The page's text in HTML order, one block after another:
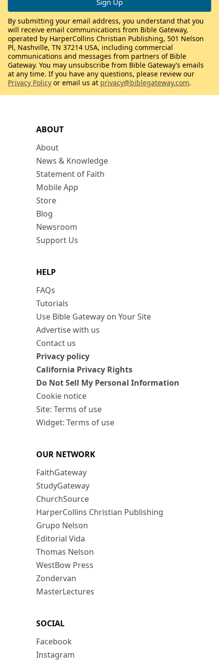
ABOUT
About
News & Knowledge
Statement of Faith
Mobile App
Store
Blog
Newsroom
Support Us
HELP
FAQs
Tutorials
Use Bible Gateway on Your Site
Advertise with us
Contact us
Privacy policy
California Privacy Rights
Do Not Sell My Personal Information
Cookie notice
Site: Terms of use
Widget: Terms of use
OUR NETWORK
FaithGateway
StudyGateway
ChurchSource
HarperCollins Christian Publishing
Grupo Nelson
Editorial Vida
Thomas Nelson
WestBow Press
Zondervan
MasterLectures
SOCIAL
Facebook
Instagram
By submitting your email address, you understand that you
will receive email communications from Bible Gateway,
operated by HarperCollins Christian Publishing, 501 Nelson
Pl, Nashville, TN 37214 USA, including commercial
communications and messages from partners of Bible
Gateway. You may unsubscribe from Bible Gateway’s emails
at any time. If you have any questions, please review our
Privacy Policy or email us at privacy@biblegateway.com.